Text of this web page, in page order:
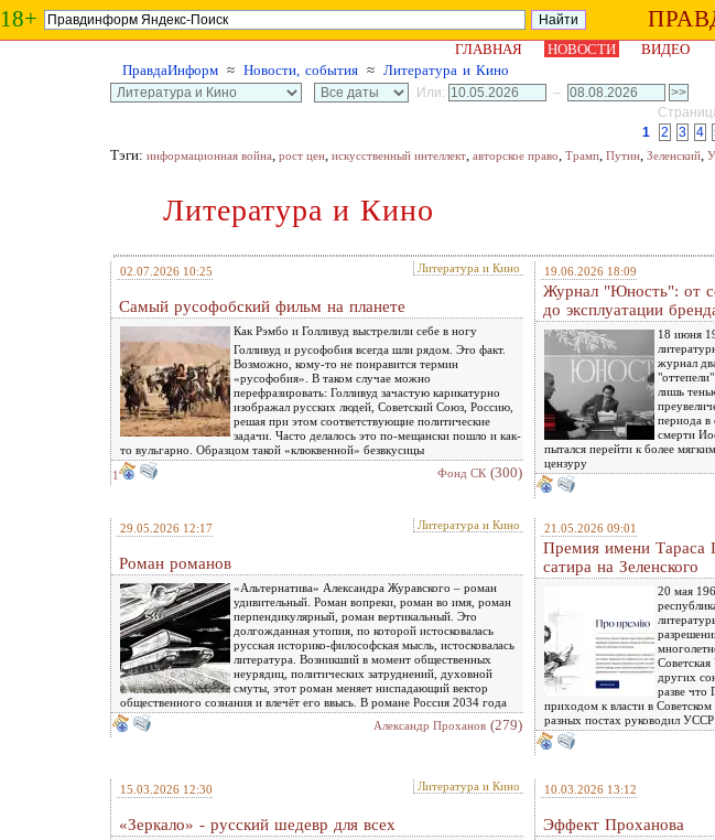
18+
ГЛАВНАЯ
НОВОСТИ ВИДЕО
ПравдаИнформ ≈ Новости, события ≈ Литература и Кино
Или:
–
1
2 3 4
Тэги: информационная война, рост цен, искусственный интеллект, авторское право, Трамп, Путин, Зеленский,
Литература и Кино
02.07.2026 10:25 Литература и Кино
Самый русофобский фильм на планете
Как Рэмбо и Голливуд выстрелили себе в ногу
Голливуд и русофобия всегда шли рядом. Это факт.
Возможно, кому-то не понравится термин
«русофобия». В таком случае можно
перефразировать: Голливуд зачастую карикатурно
изображал русских людей, Советский Союз, Россию,
решая при этом соответствующие политические
задачи. Часто делалось это по-мещански пошло и как-
то вульгарно. Образцом такой «клюквенной» безвкусицы
1
Фонд СК (300)
19.06.2026 18:09
Журнал "Юность": от
до эксплуатации
18 июня
журнал
лишь
периода в
смерти
пытался перейти к более
цензуру
29.05.2026 12:17 Литература и Кино
Роман романов
«Альтернатива» Александра Журавского – роман
удивительный. Роман вопреки, роман во имя, роман
перпендикулярный, роман вертикальный. Это
долгожданная утопия, по которой истосковалась
русская историко-философская мысль, истосковалась
литература. Возникший в момент общественных
неурядиц, политических затруднений, духовной
смуты, этот роман меняет ниспадающий вектор
общественного сознания и влечёт его ввысь. В романе Россия 2034 года
Александр Проханов (279)
21.05.2026 09:01
Премия имени
сатира на Зеленского
20 мая
других
разве что
приходом к власти в
разных постах руководил УССР
15.03.2026 12:30 Литература и Кино
«Зеркало» - русский шедевр для всех
10.03.2026 13:12
Эффект Проханова